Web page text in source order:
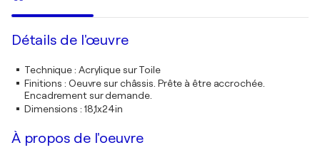
Détails de l'œuvre
Technique: Acrylique sur Toile
Finitions : Oeuvre sur châssis. Prête à être accrochée.
Encadrement sur demande.
Dimensions : 18,1x24in
À propos de l'oeuvre